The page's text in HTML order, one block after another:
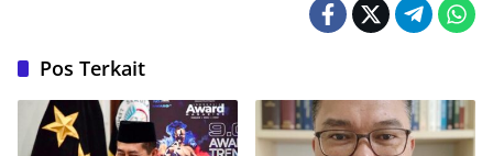
Pos Terkait